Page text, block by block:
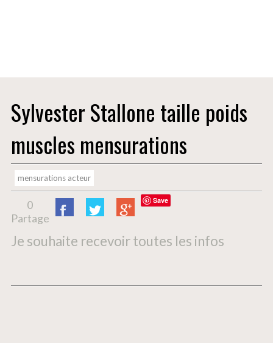
Sylvester Stallone taille poids
muscles mensurations
mensurations acteur
0
Partage
Save
Je souhaite recevoir toutes les infos